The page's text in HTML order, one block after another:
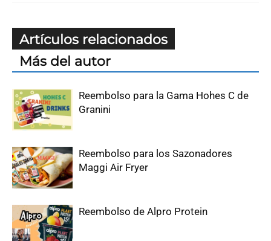
Artículos relacionados
Más del autor
Reembolso para la Gama Hohes C de
Granini
Reembolso para los Sazonadores
Maggi Air Fryer
Reembolso de Alpro Protein